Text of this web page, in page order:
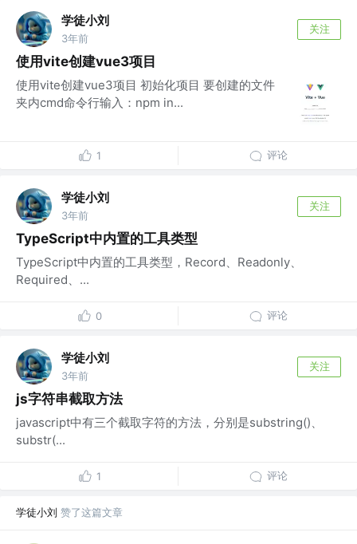
学徒小刘
3年前
关注
使用vite创建vue3项目
使用vite创建vue3项目 初始化项目 要创建的文件
夹内cmd命令行输入：npm in...
1 评论
学徒小刘
3年前
关注
TypeScript中内置的工具类型
TypeScript中内置的工具类型，Record、Readonly、
Required、...
0 评论
学徒小刘
3年前
关注
js字符串截取方法
javascript中有三个截取字符的方法，分别是substring()、
substr(...
1 评论
学徒小刘 赞了这篇文章